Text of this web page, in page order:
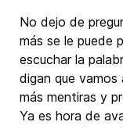
No dejo de
más se le puede
escuchar la
digan que vamos
más mentiras y
Ya es hora de